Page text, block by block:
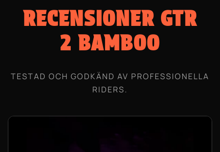
RECENSIONER GTR
2 BAMBOO
TESTAD OCH GODKÄND AV PROFESSIONELLA
RIDERS.